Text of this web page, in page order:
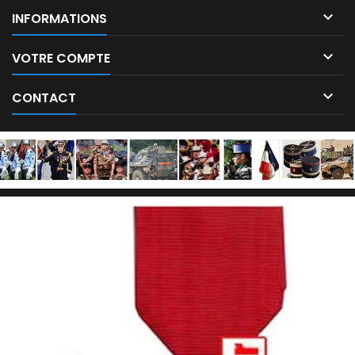
INFORMATIONS 
VOTRE COMPTE 
CONTACT 